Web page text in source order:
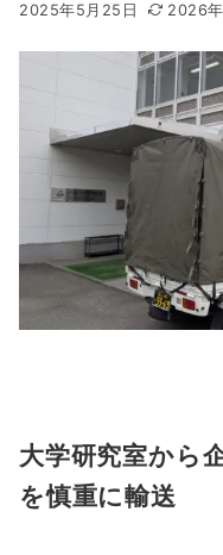
2025年5月25日 2026
大学研究室から
を慎重に輸送